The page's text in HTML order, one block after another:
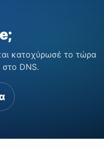
κατοχύρωσέ το τώρα
DNS.